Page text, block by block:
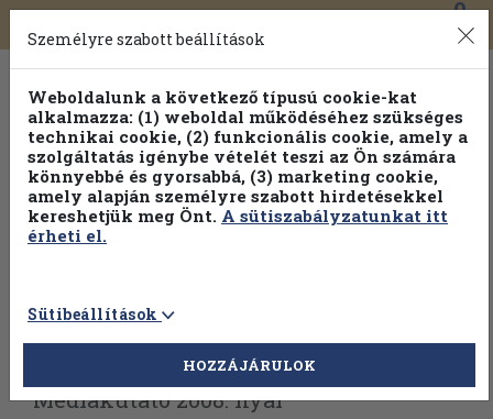
Toggle
navigation
0
Vissza az előző oldalra Válasszon példányt
Médiakutató 2008. nyár
Személyre szabott beállítások
Weboldalunk a következő típusú cookie-kat
alkalmazza: (1) weboldal működéséhez szükséges
technikai cookie, (2) funkcionális cookie, amely a
szolgáltatás igénybe vételét teszi az Ön számára
könnyebbé és gyorsabbá, (3) marketing cookie,
amely alapján személyre szabott hirdetésekkel
kereshetjük meg Önt. A sütiszabályzatunkat itt
érheti el.
Sütibeállítások
HOZZÁJÁRULOK